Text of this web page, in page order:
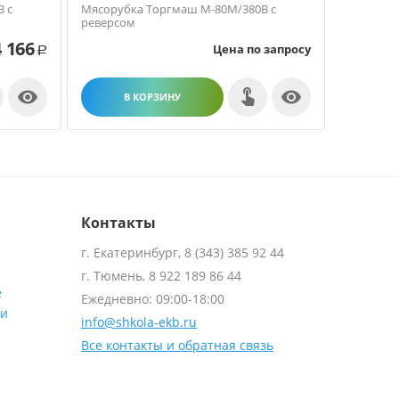
с
166 Р

Мясорубка Торгмаш М-80М/380В с
реверсом
Цена по запросу
В КОРЗИНУ 
Контакты
г. Екатеринбург, 8 (343) 385 92 44
г. Тюмень, 8 922 189 86 44
Ежедневно: 09:00-18:00
info@shkola-ekb.ru
Все контакты и обратная связь